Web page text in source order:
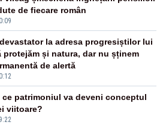
de fiecare român
la adresa progresiștilor lui
protejăm și natura, dar nu șținem
de alertă
ce patrimoniul va deveni conceptul
viitoare?